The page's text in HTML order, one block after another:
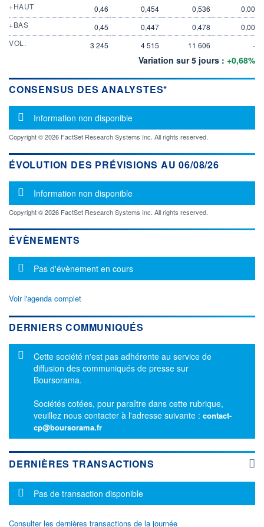
+HAUT
0,46 0,454 0,536
0,00
+BAS
0,45 0,447 0,478
0,00
VOL.
3 245 4 515 11 606 -
Variation sur 5 jours : +0,68%
CONSENSUS DES ANALYSTES*
Message d'information
Information non disponible
Copyright © 2026 FactSet Research Systems Inc. All rights reserved.
ÉVOLUTION DES PRÉVISIONS AU 06/08/26
Message d'information
Information non disponible
Copyright © 2026 FactSet Research Systems Inc. All rights reserved.
ÉVÈNEMENTS
Message d'information
Pas d'évènement en cours
Voir l'agenda complet
DERNIERS COMMUNIQUÉS
Message d'information
Cette société n'est pas adhérente au service de
diffusion des communiqués de presse sur
Boursorama.
Sociétés cotées, pour paraître dans cette rubrique,
veuillez nous contacter à l'adresse suivante : contact-
cp@boursorama.fr
DERNIÈRES TRANSACTIONS
Message d'information
Pas de transaction disponible
Consulter les dernières transactions de la journée